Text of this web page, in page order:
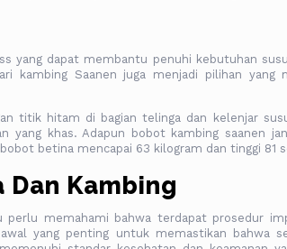
yang dapat membantu penuhi kebutuhan
kambing Saanen juga menjadi pilihan yang
titik hitam di bagian telinga dan kelenjar
yang khas. Adapun bobot kambing saanen
betina mencapai 63 kilogram dan tinggi 81
Kambing
perlu memahami bahwa terdapat prosedur
yang penting untuk memastikan bahwa